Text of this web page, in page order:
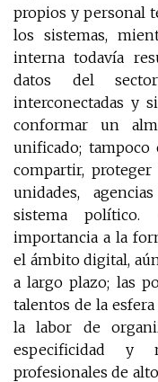
propios y personal
los sistemas,
interna todavía
datos del
interconectadas y
conformar un
unificado; tampoco
compartir,
unidades,
sistema político.
importancia a la
el ámbito digital,
a largo plazo; las
talentos de la
la labor de
especificidad y
profesionales de